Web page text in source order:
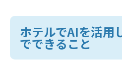
ホテルでAIを活用
でできること